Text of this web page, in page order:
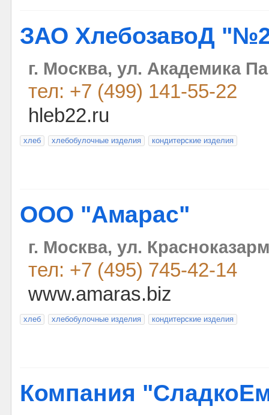
ЗАО ХлебозавоД
г. Москва, ул. Академика
тел: +7 (499) 141-55-22
hleb22.ru
хлеб хлебобулочные изделия кондитерские изделия
ООО "Амарас"
г. Москва, ул.
тел: +7 (495) 745-42-14
www.amaras.biz
хлеб хлебобулочные изделия кондитерские изделия
Компания